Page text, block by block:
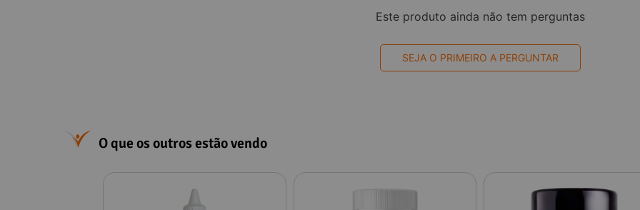
Este produto ainda não tem perguntas
SEJA O PRIMEIRO A PERGUNTAR
O que os outros estão vendo